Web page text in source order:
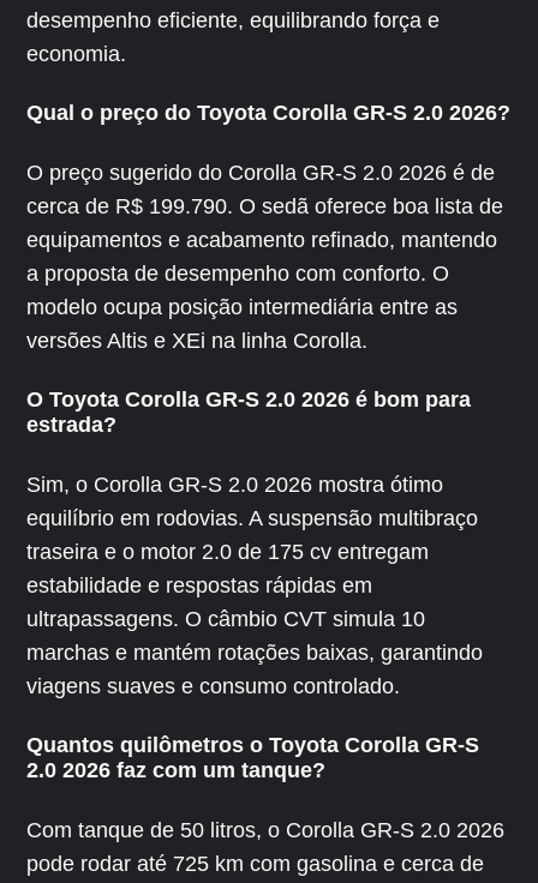
desempenho eficiente, equilibrando força e
economia.
Qual o preço do Toyota Corolla GR-S 2.0 2026?
O preço sugerido do Corolla GR-S 2.0 2026 é de
cerca de R$ 199.790. O sedã oferece boa lista de
equipamentos e acabamento refinado, mantendo
a proposta de desempenho com conforto. O
modelo ocupa posição intermediária entre as
versões Altis e XEi na linha Corolla.
O Toyota Corolla GR-S 2.0 2026 é bom para
estrada?
Sim, o Corolla GR-S 2.0 2026 mostra ótimo
equilíbrio em rodovias. A suspensão multibraço
traseira e o motor 2.0 de 175 cv entregam
estabilidade e respostas rápidas em
ultrapassagens. O câmbio CVT simula 10
marchas e mantém rotações baixas, garantindo
viagens suaves e consumo controlado.
Quantos quilômetros o Toyota Corolla GR-S
2.0 2026 faz com um tanque?
Com tanque de 50 litros, o Corolla GR-S 2.0 2026
pode rodar até 725 km com gasolina e cerca de